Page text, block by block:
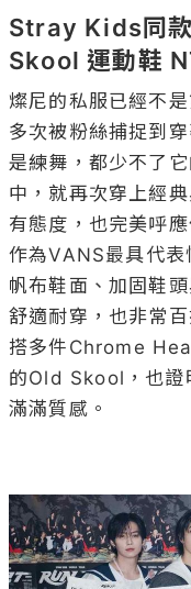
Stray Kids同
Skool 運動鞋
燦尼的私服已經不
多次被粉絲捕捉到
是練舞，都少不了
中，就再次穿上經
有態度，也完美呼
作為VANS最具代
帆布鞋面、加固鞋
舒適耐穿，也非常
搭多件Chrome
的Old Skool，也證
滿滿質感。